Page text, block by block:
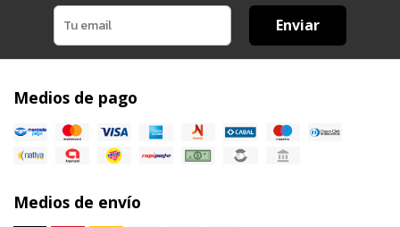
Enviar
Medios de pago
Medios de envío